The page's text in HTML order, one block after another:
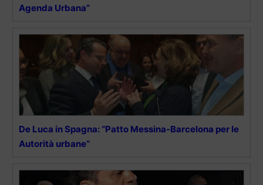
Agenda Urbana”
De Luca in Spagna: “Patto Messina-Barcelona per le
Autorità urbane”